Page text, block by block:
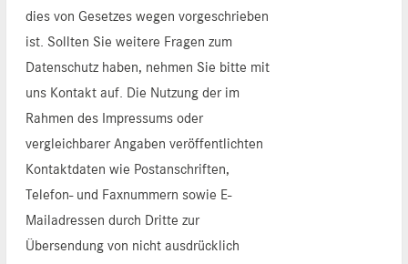
dies von Gesetzes wegen vorgeschrieben
ist. Sollten Sie weitere Fragen zum
Datenschutz haben, nehmen Sie bitte mit
uns Kontakt auf. Die Nutzung der im
Rahmen des Impressums oder
vergleichbarer Angaben veröffentlichten
Kontaktdaten wie Postanschriften,
Telefon- und Faxnummern sowie E-
Mailadressen durch Dritte zur
Übersendung von nicht ausdrücklich